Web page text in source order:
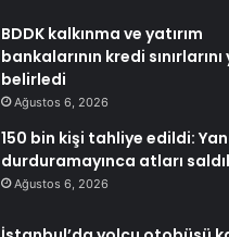
BDDK kalkınma ve yatırım
bankalarının kredi
belirledi
Ağustos 6, 2026
150 bin kişi tahliye edildi:
durduramayınca atları
Ağustos 6, 2026